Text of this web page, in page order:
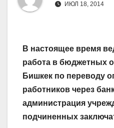
ИЮЛ 18, 2014
В настоящее время
работа в бюджетных
Бишкек по переводу
работников через
администрация
подчиненных